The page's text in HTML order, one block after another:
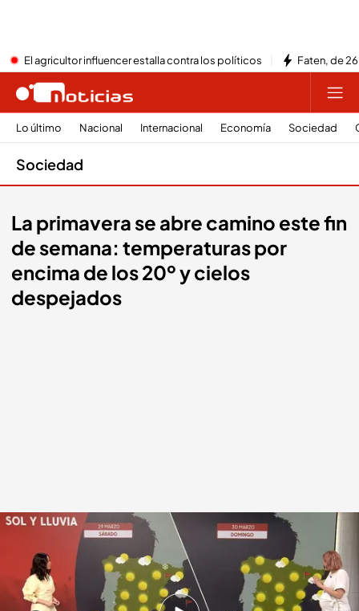
El agricultor influencer estalla contra los políticos Faten, de
Lo último Nacional Internacional Economía Sociedad
Sociedad
La primavera se abre camino este fin
de semana: temperaturas por
encima de los 20º y cielos
despejados
La previsión del tiempo de este fin de semana y la Semana Santa
Redacción digital Noticias Cuatro
28 MAR 2025 - 16:47h.